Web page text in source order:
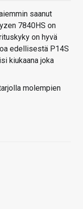
saanut
7840HS on
on hyvä
edellisestä P14S
kiukaana joka
molempien